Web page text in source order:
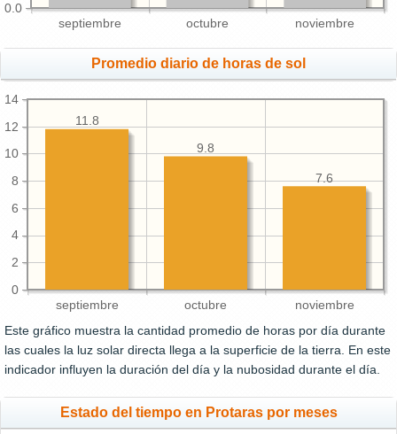
septiembre octubre noviembre
0.0
Promedio diario de horas de sol
septiembre octubre noviembre
0
2
4
6
8
10
12
14
7.6
9.8
11.8
Este gráfico muestra la cantidad promedio de horas por día durante
las cuales la luz solar directa llega a la superficie de la tierra. En este
indicador influyen la duración del día y la nubosidad durante el día.
Estado del tiempo en Protaras por meses